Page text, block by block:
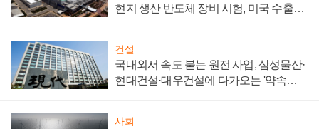
현지 생산 반도체 장비 시험, 미국 수출통
건설
국내외서 속도 붙는 원전 사업, 삼성물산·
현대건설·대우건설에 다가오는 '약속의
사회